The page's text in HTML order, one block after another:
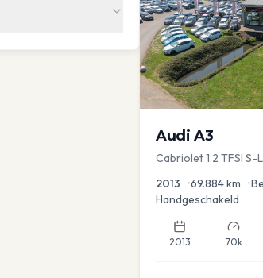
Audi A3
Cabriolet 1.2 TFSI S-
2013 •69.884km •
Handgeschakeld
2013 70k